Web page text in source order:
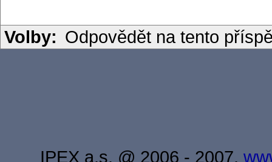
Volby: Odpovědět na tento
IPEX a.s. @ 2006 - 2007,